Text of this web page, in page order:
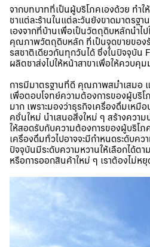
จากบทบาทที่เป็นผู้บริโภคเองด้วย ทำใ
ชาแต่ละร้านในแต่ละวันยังขาดมาตร
เองจากที่บ้านเพื่อเป็นวัตถุดิบหลักนำไ
คุณภาพวัตถุดิบหลัก ที่เป็นจุดขายของ
รสชาติเดียวกันทุกวันได้ ซึ่งในปัจจุบัน
ผลิตชาส่งไปให้หน้าสาขาเพื่อให้ควบคุม
การมีมาตรฐานที่ดี คุณภาพสม่ำเสมอ
เพื่อตอบโจทย์ความต้องการของผู้บริ
มาก เพราะมองว่าธุรกิจเครื่องดื่มเห
คชั่นใหม่ นำเสนอสิ่งใหม่ ๆ สร้างความ
ให้สอดรับกับความต้องการของผู้บริโ
เครื่องดื่มทั่วไปอาจจะมีกำหนดระดับค
ปัจจุบันมีระดับความหวานให้เลือกได้ต
หรือการออกสินค้าใหม่ ๆ เราต้องไม่ห